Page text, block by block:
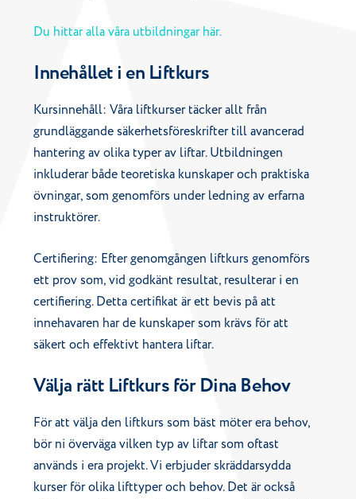
Du hittar alla våra utbildningar här.
Innehållet i en Liftkurs
Kursinnehåll: Våra liftkurser täcker allt från
grundläggande säkerhetsföreskrifter till avancerad
hantering av olika typer av liftar. Utbildningen
inkluderar både teoretiska kunskaper och praktiska
övningar, som genomförs under ledning av erfarna
instruktörer.
Certifiering: Efter genomgången liftkurs genomförs
ett prov som, vid godkänt resultat, resulterar i en
certifiering. Detta certifikat är ett bevis på att
innehavaren har de kunskaper som krävs för att
säkert och effektivt hantera liftar.
Välja rätt Liftkurs för Dina Behov
För att välja den liftkurs som bäst möter era behov,
bör ni överväga vilken typ av liftar som oftast
används i era projekt. Vi erbjuder skräddarsydda
kurser för olika lifttyper och behov. Det är också